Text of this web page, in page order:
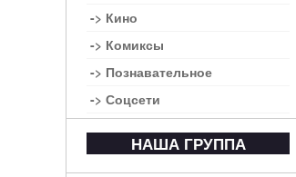
-> Кино
-> Комиксы
-> Познавательное
-> Соцсети
НАША ГРУППА